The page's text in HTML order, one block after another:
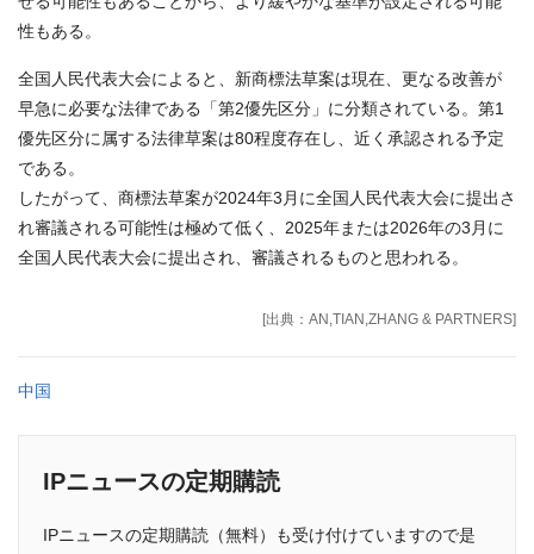
性もある。
全国人民代表大会によると、新商標法草案は現在、更なる改善が
早急に必要な法律である「第2優先区分」に分類されている。第1
優先区分に属する法律草案は80程度存在し、近く承認される予定
である。
したがって、商標法草案が2024年3月に全国人民代表大会に提出さ
れ審議される可能性は極めて低く、2025年または2026年の3月に
全国人民代表大会に提出され、審議されるものと思われる。
[出典：AN,TIAN,ZHANG & PARTNERS]
中国
IPニュースの定期購読
IPニュースの定期購読（無料）も受け付けていますので是